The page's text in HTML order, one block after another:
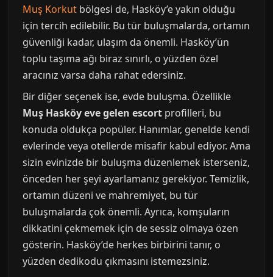
Muş Korkut bölgesi de, Hasköy’e yakın olduğu
için tercih edilebilir. Bu tür buluşmalarda, ortamın
güvenliği kadar, ulaşım da önemli. Hasköy’ün
toplu taşıma ağı biraz sınırlı, o yüzden özel
aracınız varsa daha rahat edersiniz.
Bir diğer seçenek ise, evde buluşma. Özellikle
Muş Hasköy eve gelen escort profilleri, bu
konuda oldukça popüler. Hanımlar, genelde kendi
evlerinde veya otellerde misafir kabul ediyor. Ama
sizin evinizde bir buluşma düzenlemek isterseniz,
önceden her şeyi ayarlamanız gerekiyor. Temizlik,
ortamın düzeni ve mahremiyet, bu tür
buluşmalarda çok önemli. Ayrıca, komşuların
dikkatini çekmemek için de sessiz olmaya özen
gösterin. Hasköy’de herkes birbirini tanır, o
yüzden dedikodu çıkmasını istemezsiniz.